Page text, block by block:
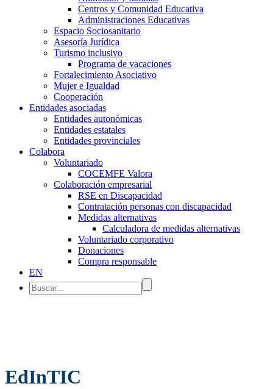
Centros y Comunidad Educativa
Administraciones Educativas
Espacio Sociosanitario
Asesoría Jurídica
Turismo inclusivo
Programa de vacaciones
Fortalecimiento Asociativo
Mujer e Igualdad
Cooperación
Entidades asociadas
Entidades autonómicas
Entidades estatales
Entidades provinciales
Colabora
Voluntariado
COCEMFE Valora
Colaboración empresarial
RSE en Discapacidad
Contratación personas con discapacidad
Medidas alternativas
Calculadora de medidas alternativas
Voluntariado corporativo
Donaciones
Compra responsable
EN
EdInTIC